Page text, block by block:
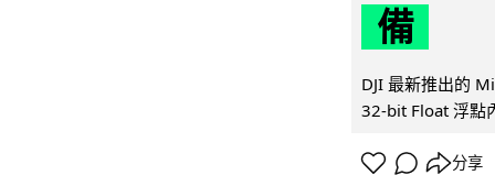
備
DJI 最新推出的
32-bit Float 浮點
分享